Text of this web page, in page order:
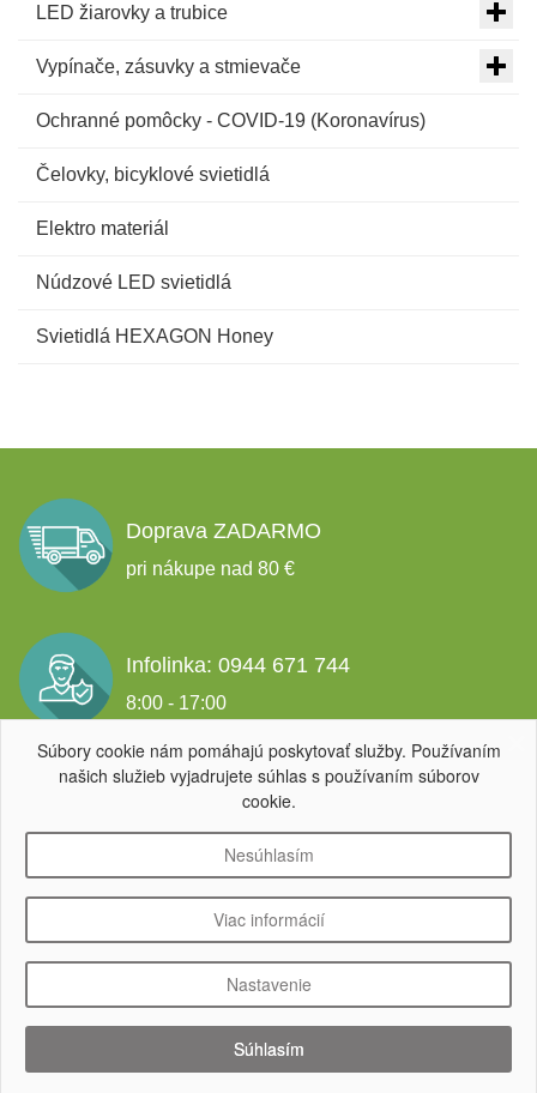
LED žiarovky a trubice
Vypínače, zásuvky a stmievače
Ochranné pomôcky - COVID-19 (Koronavírus)
Čelovky, bicyklové svietidlá
Elektro materiál
Núdzové LED svietidlá
Svietidlá HEXAGON Honey
Doprava ZADARMO
pri nákupe nad 80 €
Infolinka: 0944 671 744
8:00 - 17:00
Garancia spokojnosti
Copyright ©ECO SPOL, s.r.o., IČO: 52 226 662,
www.SuperLED.sk
Dizajn a realizácia:Adaline s.r.o.
Súbory cookie nám pomáhajú poskytovať služby. Používaním
našich služieb vyjadrujete súhlas s používaním súborov
cookie.
Nesúhlasím
Viac informácií
Nastavenie
Súhlasím